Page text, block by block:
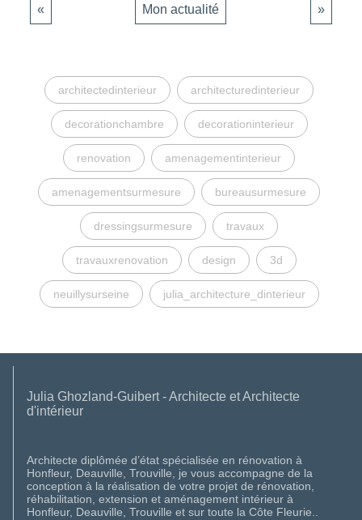
« Mon actualité »
architectedinterieur architecturedinterieur
decorationchambre decorationinterieur
renovation amenagementinterieur
amenagementsurmesure bureausurmesure
dressingsurmesure travaux
travauxrenovation design 3d
neuillysurseine julia_architecture_dinterieur
Julia Ghozland-Guibert - Architecte et Architecte
d'intérieur
Architecte diplômée d’état spécialisée en rénovation à
Honfleur, Deauville, Trouville, je vous accompagne de la
conception à la réalisation de votre projet de rénovation,
réhabilitation, extension et aménagement intérieur à
Honfleur, Deauville, Trouville et sur toute la Côte Fleurie..